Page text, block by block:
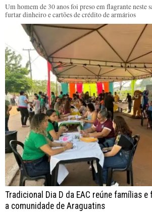
Um homem de 30 anos foi preso em flagrante neste
furtar dinheiro e cartões de crédito de armários
Tradicional Dia D da EAC reúne famílias
a comunidade de Araguatins